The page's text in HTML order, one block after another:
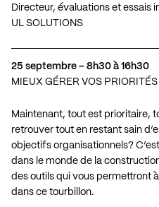
Directeur, évaluations et essais
UL SOLUTIONS
25 septembre – 8h30 à 16h30
MIEUX GÉRER VOS PRIORITÉS
Maintenant, tout est prioritaire,
retrouver tout en restant sain
objectifs organisationnels?
dans le monde de la
des outils qui vous permettront
dans ce tourbillon.